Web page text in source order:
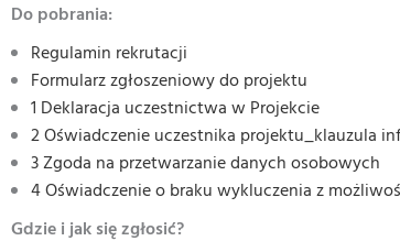
Do pobrania:
Regulamin rekrutacji
Formularz zgłoszeniowy do projektu
1 Deklaracja uczestnictwa w Projekcie
2 Oświadczenie uczestnika projektu_klauzula
3 Zgoda na przetwarzanie danych osobowych
4 Oświadczenie o braku wykluczenia z
Gdzie i jak się zgłosić?